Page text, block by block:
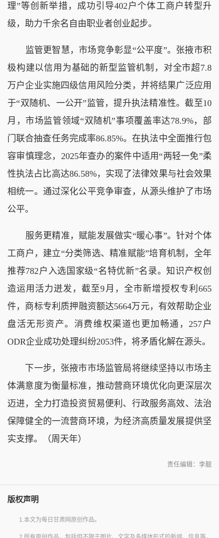
理”等创新举措，成功引导402户个体工商户转型升
级，助力千余名自由职业者创业起步。
监管更智慧，市场竞争彰显“公平度”。张掖市积
极构建以信用为基础的新型监管机制，对全市超7.8
万户企业实施四级信用风险分类，并将结果广泛应用
于“双随机、一公开”监管，提升执法精准性。截至10
月，市场监管领域“双随机”事项覆盖率达78.9%，部
门联合抽查任务完成率86.85%。在执法中全面推行包
容审慎理念，2025年查办的案件中适用“两轻一免”柔
性执法占比高达86.58%，实现了法律效果与社会效果
相统一。通过深化公平竞争审查，从源头维护了市场
公平。
服务更精准，赋能发展做实“暖心事”。针对个体
工商户，建立“分类筛选、精准赋能”培育机制，全年
推荐782户入选国家级“名特优新”名录。知识产权创
造运用活力迸发，截至9月，全市新增授权专利665
件，商标专利质押融资额达5664万元，有效帮助企业
盘活无形资产。消费维权渠道也更加畅通，257户
ODR企业成功处理纠纷2053件，将矛盾化解在源头。
下一步，张掖市市场监管局将继续坚持以市场主
体满意度为衡量标准，推动营商环境优化向更深层次
迈进，全力打造投资贸易便利、行政服务高效、法治
保障健全的一流营商环境，为经济高质量发展提供坚
实支撑。（周天年）
责任编辑：李靓
版权声明
1.本文为每日甘肃网原创作品。